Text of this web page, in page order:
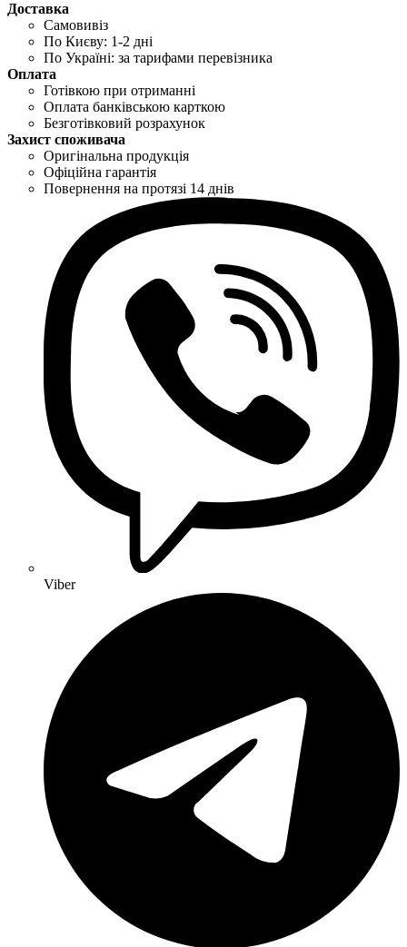
Доставка
Самовивіз
По Києву: 1-2 дні
По Україні: за тарифами перевізника
Оплата
Готівкою при отриманні
Оплата банківською карткою
Безготівковий розрахунок
Захист споживача
Оригінальна продукція
Офіційна гарантія
Повернення на протязі 14 днів
Viber